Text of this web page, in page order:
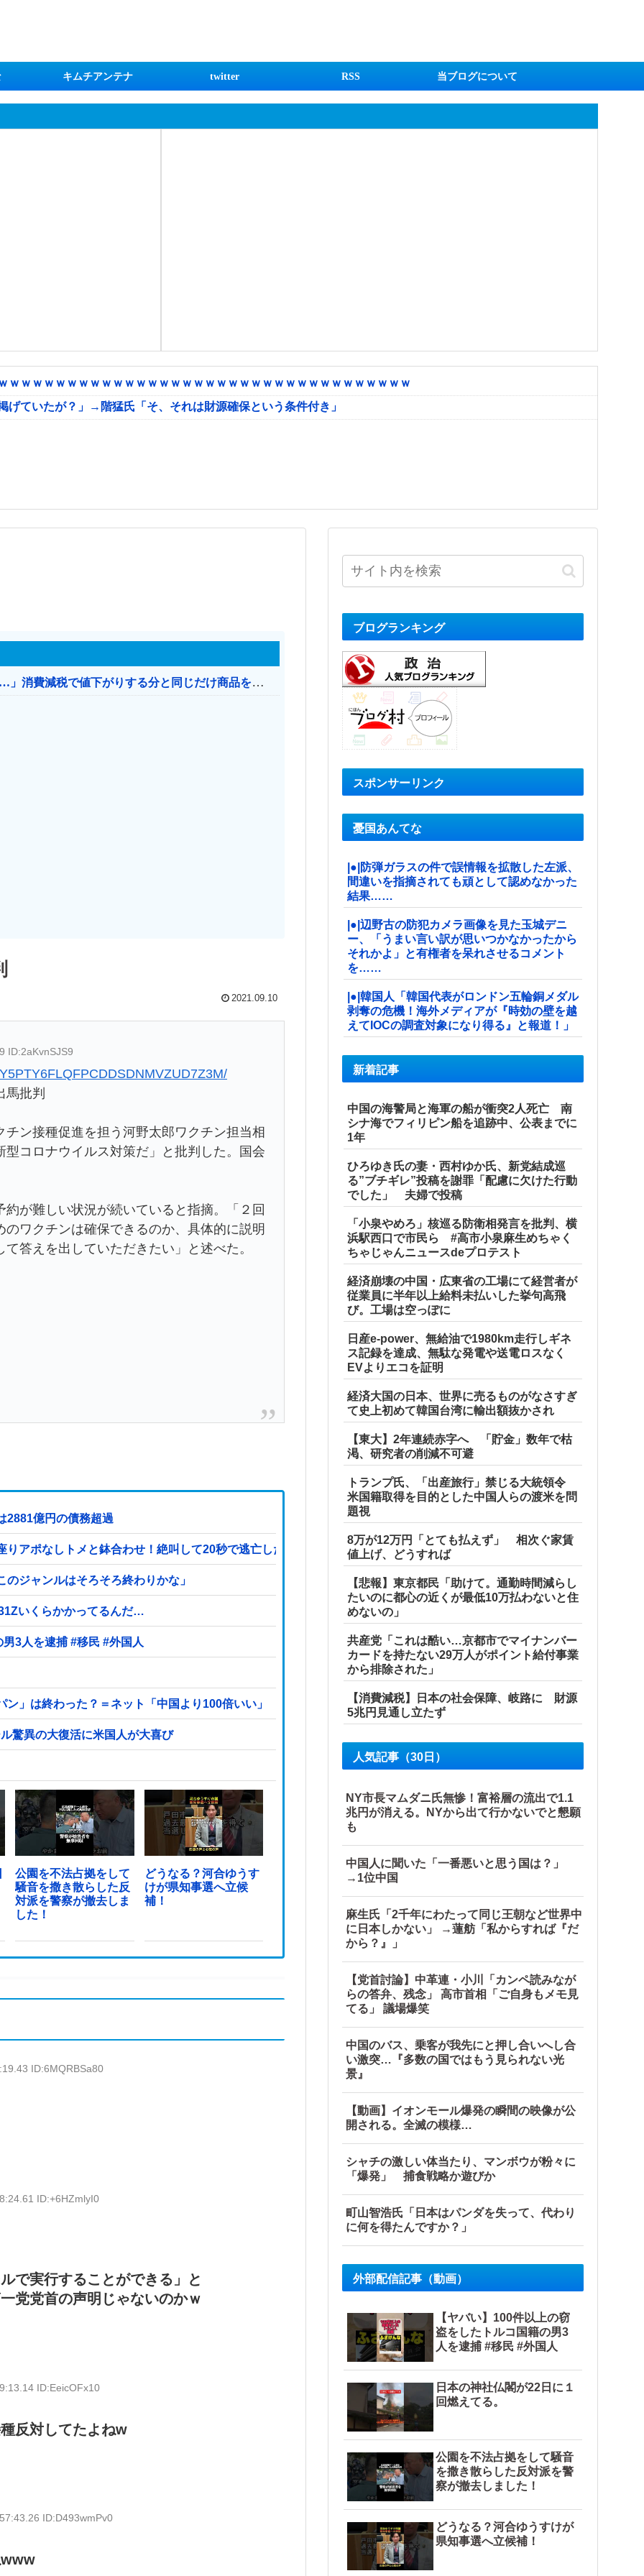
キムチアンテナ twitter RSS 当ブログについて
ｗｗｗｗｗｗｗｗｗｗｗｗｗｗｗｗｗｗｗｗｗｗｗｗｗｗｗｗｗｗｗｗｗｗ
ていたが？」→階猛氏「そ、それは財源確保という条件付き」
【消費税率1％】 「下げるのが筋なんですけど…」消費減税で値下がりする分と同じだけ商品を値上げして店頭価格を変えない店も
2021.09.10
ID:2aKvnSJS9
馬批判
ン接種促進を担う河野太郎ワクチン担当相
コロナウイルス対策だ」と批判した。国会
が難しい状況が続いていると指摘。「２回
ワクチンは確保できるのか、具体的に説明
答えを出していただきたい」と述べた。
2881億円の債務超過
アポなしトメと鉢合わせ！絶叫して20秒で逃亡したトメ「捨てないと二度と行ってあげない！」←もう来なくて大丈夫で
ジャンルはそろそろ終わりかな」
いくらかかってるんだ…
【ヤバい】100件以上の窃盗をしたトルコ国籍の男3人を逮捕 #移民 #外国人
」は終わった？＝ネット「中国より100倍いい」
驚異の大復活に米国人が大喜び
公園を不法占拠をして
騒音を撒き散らした反
対派を警察が撤去しま
した！
どうなる？河合ゆうす
けが県知事選へ立候
補！
ID:6MQRBSa80
ID:+6HZmlyI0
で実行することができる」と
党党首の声明じゃないのかｗ
ID:EeicOFx10
反対してたよねw
ID:D493wmPv0
www
ブログランキング
スポンサーリンク
憂国あんてな
|●|防弾ガラスの件で誤情報を拡散した左派、
間違いを指摘されても頑として認めなかった
結果……
|●|辺野古の防犯カメラ画像を見た玉城デニ
ー、「うまい言い訳が思いつかなかったから
それかよ」と有権者を呆れさせるコメント
を……
|●|韓国人「韓国代表がロンドン五輪銅メダル
剥奪の危機！海外メディアが『時効の壁を越
えてIOCの調査対象になり得る』と報道！」
新着記事
中国の海警局と海軍の船が衝突2人死亡 南
シナ海でフィリピン船を追跡中、公表までに
1年
ひろゆき氏の妻・西村ゆか氏、新党結成巡
る”ブチギレ”投稿を謝罪「配慮に欠けた行動
でした」 夫婦で投稿
「小泉やめろ」核巡る防衛相発言を批判、横
浜駅西口で市民ら #高市小泉麻生めちゃく
ちゃじゃんニュースdeプロテスト
経済崩壊の中国・広東省の工場にて経営者が
従業員に半年以上給料未払いした挙句高飛
び。工場は空っぽに
日産e-power、無給油で1980km走行しギネ
ス記録を達成、無駄な発電や送電ロスなく
EVよりエコを証明
経済大国の日本、世界に売るものがなさすぎ
て史上初めて韓国台湾に輸出額抜かされ
【東大】2年連続赤字へ 「貯金」数年で枯
渇、研究者の削減不可避
トランプ氏、「出産旅行」禁じる大統領令
米国籍取得を目的とした中国人らの渡米を問
題視
8万が12万円「とても払えず」 相次ぐ家賃
値上げ、どうすれば
【悲報】東京都民「助けて。通勤時間減らし
たいのに都心の近くが最低10万払わないと住
めないの」
共産党「これは酷い…京都市でマイナンバー
カードを持たない29万人がポイント給付事業
から排除された」
【消費減税】日本の社会保障、岐路に 財源
5兆円見通し立たず
人気記事（30日）
NY市長マムダニ氏無惨！富裕層の流出で1.1
兆円が消える。NYから出て行かないでと懇願
も
中国人に聞いた「一番悪いと思う国は？」
→1位中国
麻生氏「2千年にわたって同じ王朝など世界中
に日本しかない」 →蓮舫「私からすれば『だ
から？』」
【党首討論】中革連・小川「カンペ読みなが
らの答弁、残念」 高市首相「ご自身もメモ見
てる」 議場爆笑
中国のバス、乗客が我先にと押し合いへし合
い激突…『多数の国ではもう見られない光
景』
【動画】イオンモール爆発の瞬間の映像が公
開される。全滅の模様…
シャチの激しい体当たり、マンボウが粉々に
「爆発」 捕食戦略か遊びか
町山智浩氏「日本はパンダを失って、代わり
に何を得たんですか？」
外部配信記事（動画）
【ヤバい】100件以上の窃
盗をしたトルコ国籍の男3
人を逮捕 #移民 #外国人
日本の神社仏閣が22日に１
回燃えてる。
公園を不法占拠をして騒音
を撒き散らした反対派を警
察が撤去しました！
どうなる？河合ゆうすけが
県知事選へ立候補！